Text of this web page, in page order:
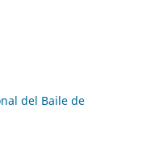
del Baile de